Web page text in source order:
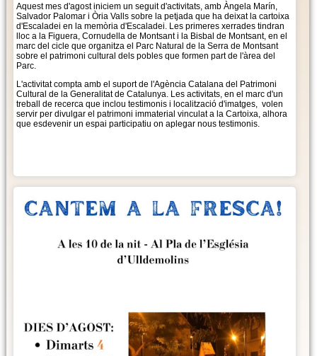
Aquest mes d'agost iniciem un seguit d'activitats, amb Àngela Marín,
Salvador Palomar i Òria Valls sobre la petjada que ha deixat la cartoixa
d'Escaladei en la memòria d'Escaladei. Les primeres xerrades tindran
lloc a la Figuera, Cornudella de Montsant i la Bisbal de Montsant, en el
marc del cicle que organitza el Parc Natural de la Serra de Montsant
sobre el patrimoni cultural dels pobles que formen part de l'àrea del
Parc.
L'activitat compta amb el suport de l'Agència Catalana del Patrimoni
Cultural de la Generalitat de Catalunya. Les activitats, en el marc d'un
treball de recerca que inclou testimonis i localització d'imatges, volen
servir per divulgar el patrimoni immaterial vinculat a la Cartoixa, alhora
que esdevenir un espai participatiu on aplegar nous testimonis.